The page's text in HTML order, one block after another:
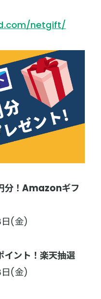
netgift/
分！Amazonギフ
(金)
イント！楽天抽選
(金)